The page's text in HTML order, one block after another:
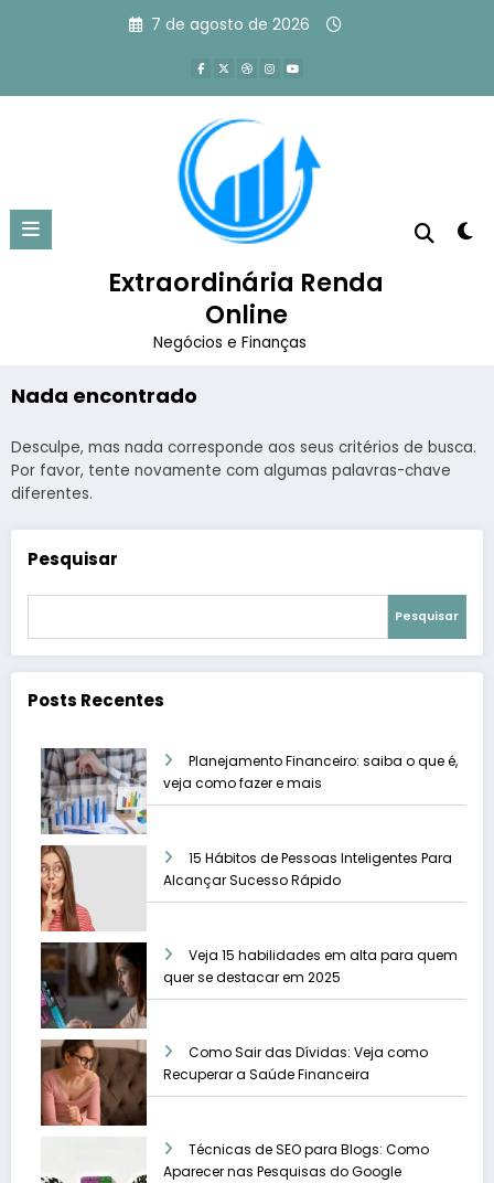
7 de agosto de 2026
Extraordinária Renda
Online
Negócios e Finanças
Tag: como vender como afiliado
no Instagram
Página inicial como vender como afiliado no Instagram
Nada encontrado
Desculpe, mas nada corresponde aos seus critérios de busca.
Por favor, tente novamente com algumas palavras-chave
diferentes.
Pesquisar
Pesquisar
Posts Recentes
Planejamento Financeiro: saiba o que é,
veja como fazer e mais
15 Hábitos de Pessoas Inteligentes Para
Alcançar Sucesso Rápido
Veja 15 habilidades em alta para quem
quer se destacar em 2025
Como Sair das Dívidas: Veja como
Recuperar a Saúde Financeira
Técnicas de SEO para Blogs: Como
Aparecer nas Pesquisas do Google